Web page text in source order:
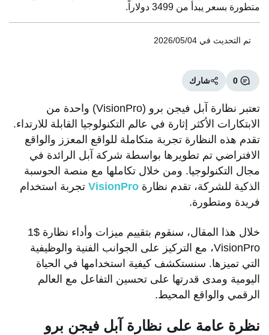
متطورة بسعر يبدأ من 3499 دولاراً.
تم التحديث في 2026/05/04
0 شارك
تعتبر نظارة آبل فيجن برو (VisionPro) واحدة من
الابتكارات الأكثر إثارة في عالم التكنولوجيا القابلة للارتداء.
تقدم هذه النظارة تجربة متكاملة للواقع المعزز والواقع
الافتراضي تم تطويرها بواسطة شركة آبل الرائدة في
مجال التكنولوجيا. ومن خلال تكاملها مع منصة الحوسبة
الذكية للشركة، تقدم نظارةVisionPro تجربة استخدام
فريدة ومتطورة.
خلال هذا المقال، سنقوم بتقييم ميزات وأداء نظارة $1
VisionPro، مع التركيز على الجوانب الفنية والوظيفية
التي تميزها. سنستكشف كيفية استخدامها في الحياة
اليومية ومدى قدرتها على تحسين التفاعل مع العالم
الرقمي والواقع المحيط.
نظرة عامة على نظارة آبل فيجن برو